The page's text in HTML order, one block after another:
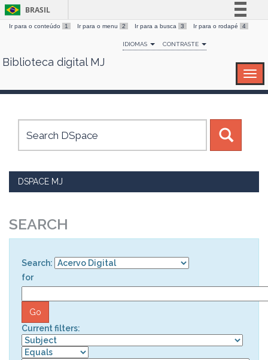
Skip
BRASIL
Simplifique!
Comunica BR
Canais
Ir para o conteúdo 1 Ir para o menu 2 Ir para a busca 3 Ir para o rodapé 4
IDIOMAS CONTRASTE
Biblioteca digital MJ
DSPACE MJ
SEARCH
Search:
for
Current filters: